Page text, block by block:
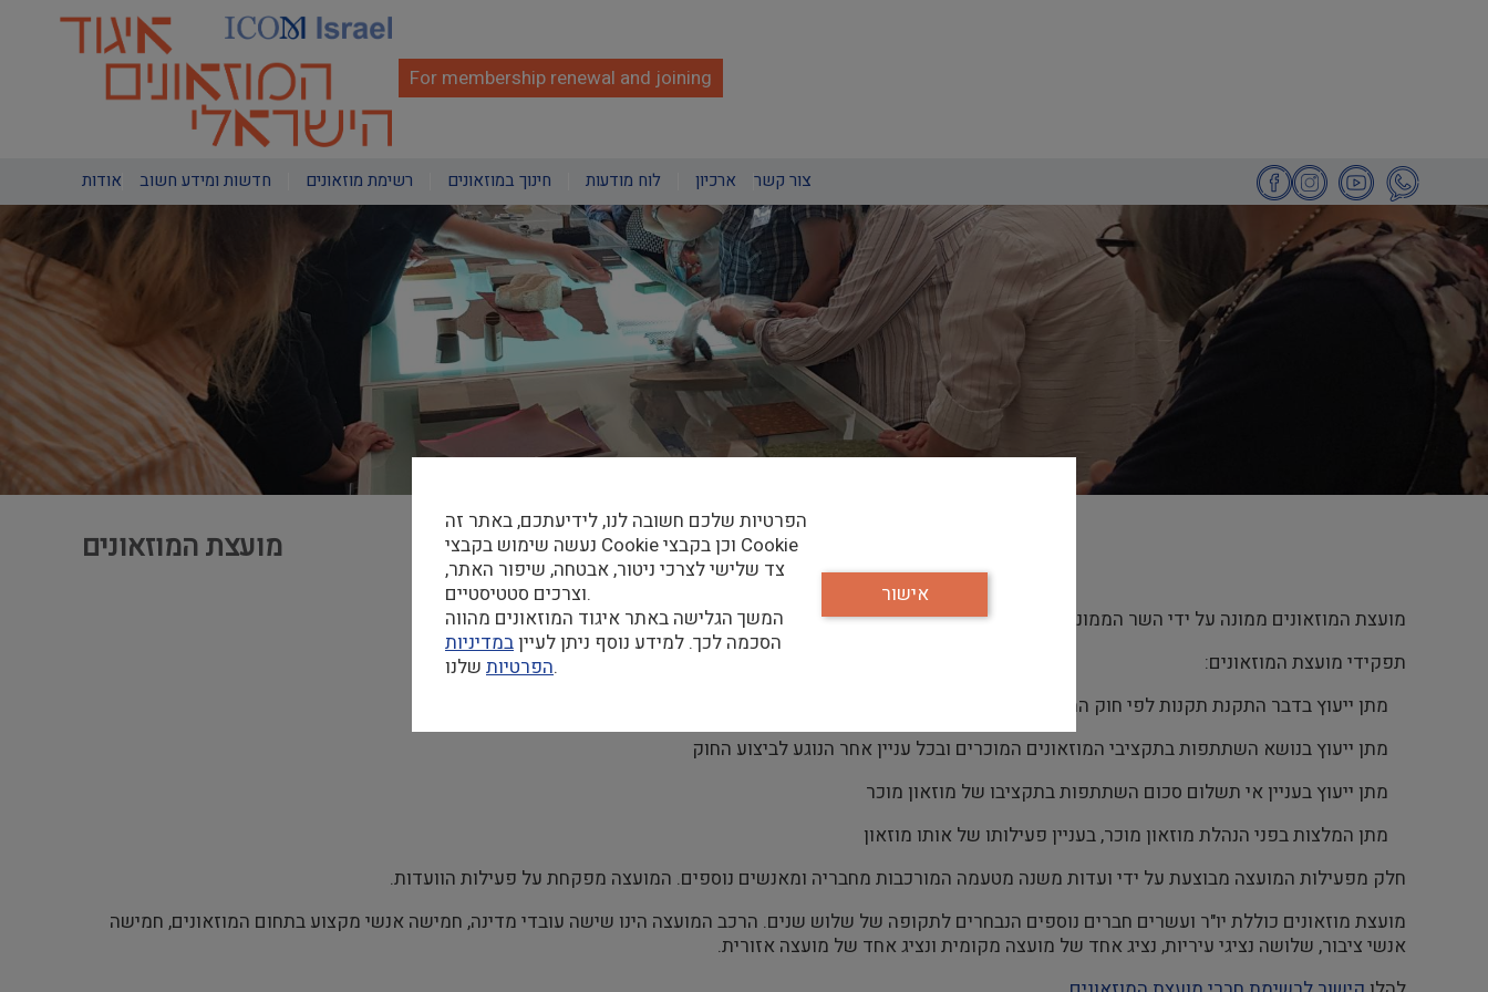
For membership renewal and joining
Main
navigation
אודות חדשות ומידע חשוב רשימת מוזאונים חינוך במוזאונים לוח מודעות ארכיון צור קשר
מועצת המוזאונים
מועצת המוזאונים ממונה על ידי השר הממונה על פי חוק המוזאונים תשמ"ג (1983).
תפקידי מועצת המוזאונים:
מתן ייעוץ בדבר התקנת תקנות לפי חוק המוזאונים
מתן ייעוץ בנושא השתתפות בתקציבי המוזאונים המוכרים ובכל עניין אחר הנוגע לביצוע החוק
מתן ייעוץ בעניין אי תשלום סכום השתתפות בתקציבו של מוזאון מוכר
מתן המלצות בפני הנהלת מוזאון מוכר, בעניין פעילותו של אותו מוזאון
​חלק מפעילות המועצה מבוצעת על ידי ועדות משנה מטעמה המורכבות מחבריה ומאנשים נוספים. המועצה מפקחת על פעילות הוועדות.
מועצת מוזאונים כוללת יו"ר ועשרים חברים נוספים הנבחרים לתקופה של שלוש שנים. הרכב המועצה הינו שישה עובדי מדינה, חמישה אנשי מקצוע בתחום המוזאונים, חמישה
אנשי ציבור, שלושה נציגי עיריות, נציג אחד של מועצה מקומית ונציג אחד של מועצה אזורית.
הפרטיות שלכם חשובה לנו, לידיעתכם, באתר זה
נעשה שימוש בקבצי Cookie וכן בקבצי Cookie
צד שלישי לצרכי ניטור, אבטחה, שיפור האתר,
וצרכים סטטיסטיים.
המשך הגלישה באתר איגוד המוזאונים מהווה
הסכמה לכך. למידע נוסף ניתן לעייןבמדיניות
הפרטיותשלנו.
אישור